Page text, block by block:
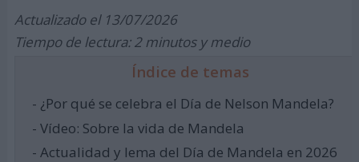
Actualizado el 13/07/2026
Tiempo de lectura: 2 minutos y medio
Índice de temas
- ¿Por qué se celebra el Día de Nelson Mandela?
- Vídeo: Sobre la vida de Mandela
- Actualidad y lema del Día de Mandela en 2026